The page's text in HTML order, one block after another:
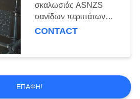
σκαλωσιάς ASNZS
σανίδων περιπάτων
σανίδων ικριωμάτων
CONTACT
ΕΠΑΦΉ!